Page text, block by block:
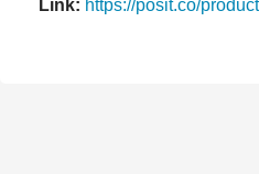
Link: https://posit.co/